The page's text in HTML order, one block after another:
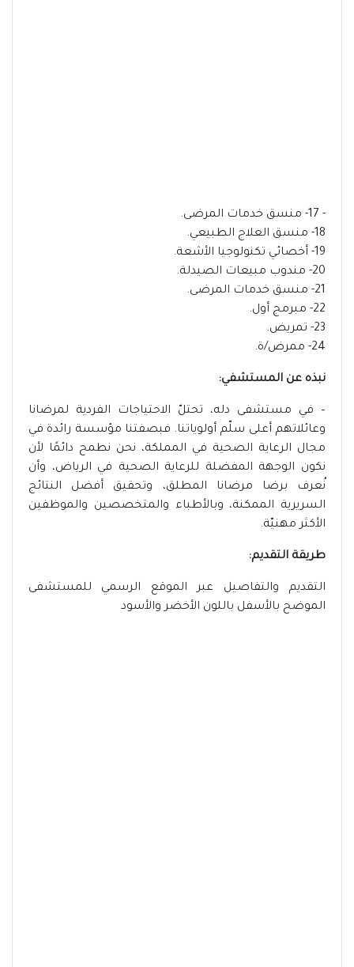
- 17- منسق خدمات المرضى.
18- منسق العلاج الطبيعي.
19- أخصائي تكنولوجيا الأشعة.
20- مندوب مبيعات الصيدلة.
21- منسق خدمات المرضى.
22- مبرمج أول.
23- تمريض.
24- ممرض/ة.
نبذه عن المستشفي:
– في مستشفى دله، تحتلّ الاحتياجات الفردية لمرضانا
وعائلاتهم أعلى سلّم أولوياتنا. فبصفتنا مؤسسة رائدة في
مجال الرعاية الصحية في المملكة، نحن نطمح دائمًا لأن
نكون الوجهة المفضلة للرعاية الصحية في الرياض، وأن
نُعرف برضا مرضانا المطلق، وتحقيق أفضل النتائج
السريرية الممكنة، وبالأطباء والمتخصصين والموظفين
الأكثر مهنيّة.
طريقة التقديم:
التقديم والتفاصيل عبر الموقع الرسمي للمستشفى
الموضح بالأسفل باللون الأخضر والأسود